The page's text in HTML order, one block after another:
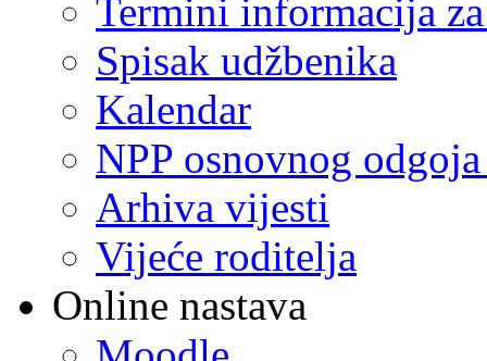
Termini informacija
Spisak udžbenika
Kalendar
NPP osnovnog
Arhiva vijesti
Vijeće roditelja
Online nastava